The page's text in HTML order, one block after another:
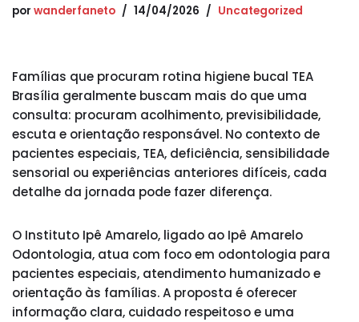
por wanderfaneto 14/04/2026 Uncategorized
Famílias que procuram rotina higiene bucal TEA
Brasília geralmente buscam mais do que uma
consulta: procuram acolhimento, previsibilidade,
escuta e orientação responsável. No contexto de
pacientes especiais, TEA, deficiência, sensibilidade
sensorial ou experiências anteriores difíceis, cada
detalhe da jornada pode fazer diferença.
O Instituto Ipê Amarelo, ligado ao Ipê Amarelo
Odontologia, atua com foco em odontologia para
pacientes especiais, atendimento humanizado e
orientação às famílias. A proposta é oferecer
informação clara, cuidado respeitoso e uma